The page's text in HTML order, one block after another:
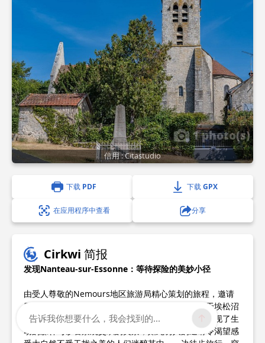
1 photo(s)
信用 : Citastudio
下载 PDF 下载 GPX
在应用程序中查看 分享
Cirkwi 简报
发现Nanteau-sur-Essonne：等待探险的美妙小径
由受人尊敬的Nemours地区旅游局精心策划的旅程，邀请
冒险家探索法国加蒂奈南部的境域。这条路线交织于埃松沼
泽，沿着宁静的小溪悠然而行。狭窄而干燥的小径展现了生
动的森林与砂岩景观交织的美景，如此诱人的邀请令渴望感
告诉我你想要什么，我会找到的...